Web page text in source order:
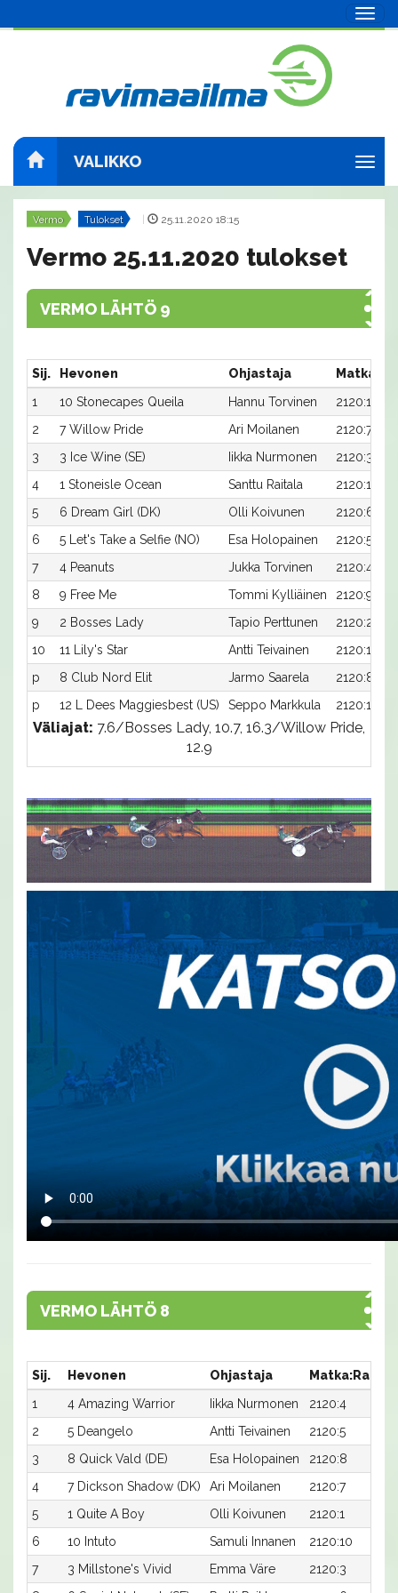
VALIKKO
Vermo Tulokset 25.11.2020 18:15
Vermo 25.11.2020 tulokset
VERMO LÄHTÖ 9
Sij. Hevonen Ohjastaja
1
10 Stonecapes Queila Hannu Torvinen
2120:10
2
7 Willow Pride Ari Moilanen
2120:7
3
3 Ice Wine (SE) Iikka Nurmonen
2120:3
4
1 Stoneisle Ocean Santtu Raitala
2120:1
5
6 Dream Girl (DK) Olli Koivunen
2120:6
6
5 Let's Take a Selfie (NO) Esa Holopainen
2120:5
7
4 Peanuts Jukka Torvinen
2120:4
8
9 Free Me Tommi Kylliäinen
2120:9
9
2 Bosses Lady Tapio Perttunen
2120:2
10
11 Lily's Star Antti Teivainen
2120:11
p
8 Club Nord Elit Jarmo Saarela
2120:8
p
12 L Dees Maggiesbest (US) Seppo Markkula 2120:12
Väliajat: 7.6/Bosses Lady, 10.7, 16.3/Willow Pride,
12.9
VERMO LÄHTÖ 8
Sij. Hevonen Ohjastaja Matka:Rata
1
4 Amazing Warrior Iikka Nurmonen 2120:4
2
5 Deangelo Antti Teivainen 2120:5
3
8 Quick Vald (DE) Esa Holopainen 2120:8
4
7 Dickson Shadow (DK) Ari Moilanen 2120:7
5
1 Quite A Boy Olli Koivunen 2120:1
6
10 Intuto Samuli Innanen 2120:10
7
3 Millstone's Vivid Emma Väre 2120:3